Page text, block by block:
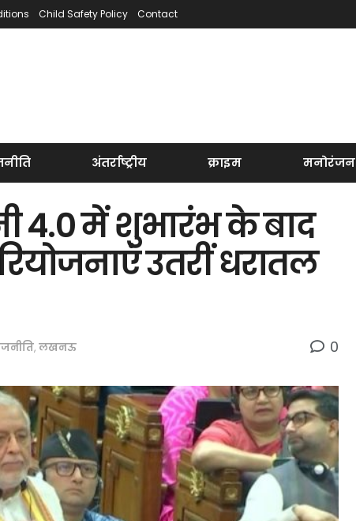
Child Safety Policy Contact
अंतर्राष्ट्रीय क्राइम मनोरंजन
4.0 में शुभारंभ के बाद
उतरीं धरातल
, लखनऊ 0